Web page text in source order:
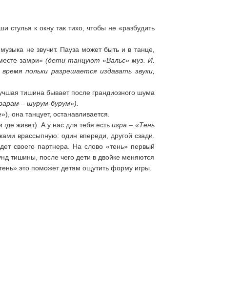
стулья к окну так тихо, чтобы не «разбудить
не звучит. Пауза может быть и в танце,
замри» (дети танцуют «Вальс» муз. И.
польки разрешается издавать звуки,
тишина бывает после грандиозного шума
– шурум-бурум»).
она танцует, останавливается.
живет). А у нас для тебя естьигра – «Тень
врассыпную: один впереди, другой сзади.
своего партнера. На слово «тень» первый
тишины, после чего дети в двойке меняются
это поможет детям ощутить форму игры.